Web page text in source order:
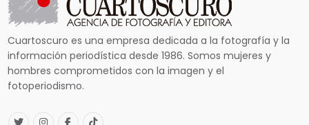
Cuartoscuro es una empresa dedicada a la fotografía y la
información periodística desde 1986. Somos mujeres y
hombres comprometidos con la imagen y el
fotoperiodismo.